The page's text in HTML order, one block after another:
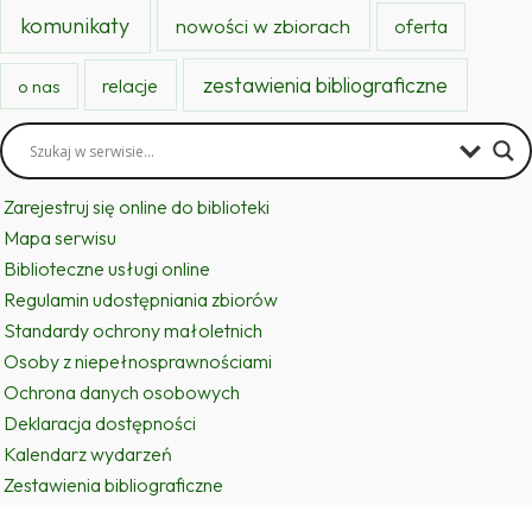
komunikaty nowości w zbiorach oferta
o nas relacje zestawienia bibliograficzne
Zarejestruj się online do biblioteki
Mapa serwisu
Biblioteczne usługi online
Regulamin udostępniania zbiorów
Standardy ochrony małoletnich
Osoby z niepełnosprawnościami
Ochrona danych osobowych
Deklaracja dostępności
Kalendarz wydarzeń
Zestawienia bibliograficzne